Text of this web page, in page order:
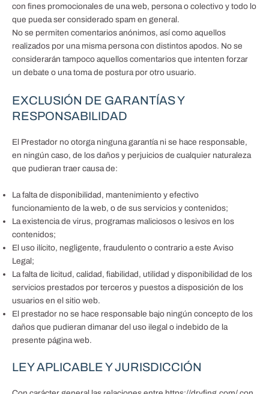
con fines promocionales de una web, persona o colectivo y todo lo
que pueda ser considerado spam en general.
No se permiten comentarios anónimos, así como aquellos
realizados por una misma persona con distintos apodos. No se
considerarán tampoco aquellos comentarios que intenten forzar
un debate o una toma de postura por otro usuario.
EXCLUSIÓN DE GARANTÍAS Y
RESPONSABILIDAD
El Prestador no otorga ninguna garantía ni se hace responsable,
en ningún caso, de los daños y perjuicios de cualquier naturaleza
que pudieran traer causa de:
La falta de disponibilidad, mantenimiento y efectivo
funcionamiento de la web, o de sus servicios y contenidos;
La existencia de virus, programas maliciosos o lesivos en los
contenidos;
El uso ilícito, negligente, fraudulento o contrario a este Aviso
Legal;
La falta de licitud, calidad, fiabilidad, utilidad y disponibilidad de los
servicios prestados por terceros y puestos a disposición de los
usuarios en el sitio web.
El prestador no se hace responsable bajo ningún concepto de los
daños que pudieran dimanar del uso ilegal o indebido de la
presente página web.
LEY APLICABLE Y JURISDICCIÓN